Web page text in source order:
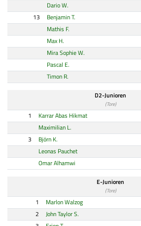
Dario W.
13
Benjamin T.
Mathis F.
Max H.
Mira Sophie W.
Pascal E.
Timon R.
D2-Junioren
(Tore)
1 Karrar Abas Hikmat
Maximilian L.
3
Björn K.
Leonas Pauchet
Omar Alhamwi
E-Junioren
(Tore)
1 Marlon Walzog
2
John Taylor S.